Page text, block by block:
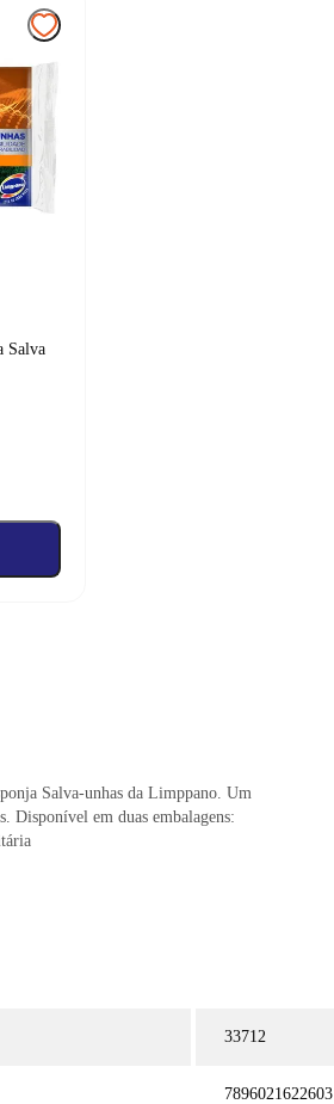
Salva
Salva-unhas da Limppano. Um
Disponível em duas embalagens:
33712
7896021622603